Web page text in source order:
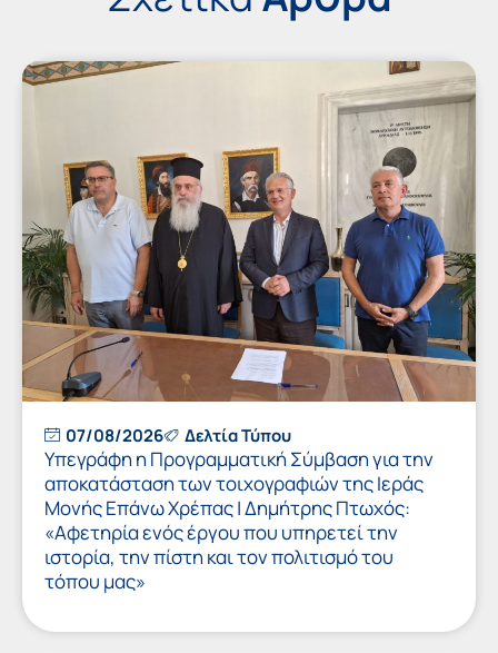
07/08/2026 Δελτία Τύπου
Υπεγράφη η Προγραμματική Σύμβαση για την
αποκατάσταση των τοιχογραφιών της Ιεράς
Μονής Επάνω Χρέπας | Δημήτρης Πτωχός:
«Αφετηρία ενός έργου που υπηρετεί την
ιστορία, την πίστη και τον πολιτισμό του
τόπου μας»